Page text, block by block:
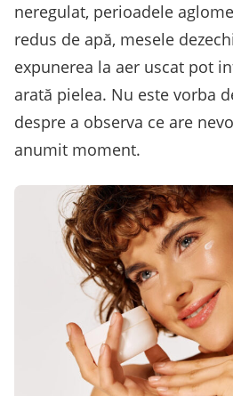
neregulat, perioadele
redus de apă, mesele
expunerea la aer uscat pot
arată pielea. Nu este vorba
despre a observa ce are
anumit moment.